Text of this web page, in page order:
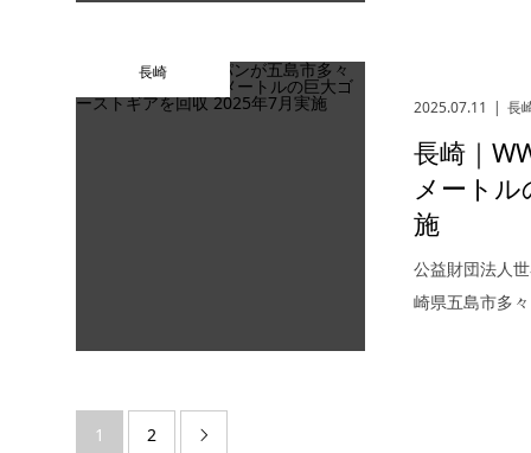
長崎
2025.07.11
長
長崎｜
メート
施
公益財団法人
崎県五島市多
1 2 